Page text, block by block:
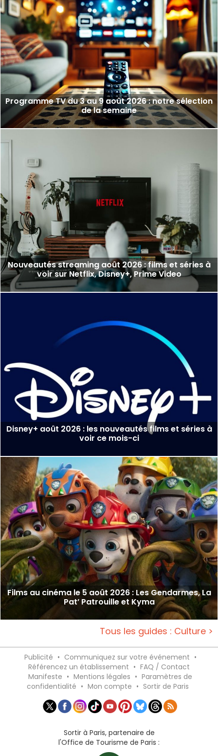
Programme TV du 3 au 9 août 2026 : notre sélection
de la semaine
Nouveautés streaming août 2026 : films et séries à
voir sur Netflix, Disney+, Prime Video
Disney+ août 2026 : les nouveautés films et séries à
voir ce mois-ci
Films au cinéma le 5 août 2026 : Les Gendarmes, La
Pat’ Patrouille et Kyma
Tous les guides : Culture >
Publicité • Communiquez sur votre événement •
Référencez un établissement • FAQ / Contact
Manifeste • Mentions légales • Paramètres de
confidentialité • Mon compte • Sortir de Paris
Sortir à Paris, partenaire de
l'Office de Tourisme de Paris :